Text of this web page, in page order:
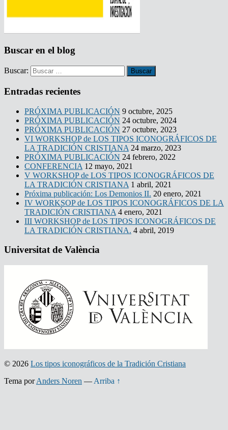
Buscar en el blog
Buscar:
Entradas recientes
PRÓXIMA PUBLICACIÓN 9 octubre, 2025
PRÓXIMA PUBLICACIÓN 24 octubre, 2024
PRÓXIMA PUBLICACIÓN 27 octubre, 2023
VI WORKSHOP de LOS TIPOS ICONOGRÁFICOS DE
LA TRADICIÓN CRISTIANA 24 marzo, 2023
PRÓXIMA PUBLICACIÓN 24 febrero, 2022
CONFERENCIA 12 mayo, 2021
V WORKSHOP de LOS TIPOS ICONOGRÁFICOS DE
LA TRADICIÓN CRISTIANA 1 abril, 2021
Próxima publicación: Los Demonios II. 20 enero, 2021
IV WORKSOP de LOS TIPOS ICONOGRÁFICOS DE LA
TRADICIÓN CRISTIANA 4 enero, 2021
III WORKSHOP de LOS TIPOS ICONOGRÁFICOS DE
LA TRADICIÓN CRISTIANA. 4 abril, 2019
Universitat de València
© 2026 Los tipos iconográficos de la Tradición Cristiana
Tema porAnders Noren — Arriba ↑